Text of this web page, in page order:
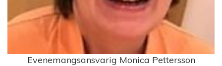
Evenemangsansvarig Monica Pettersson